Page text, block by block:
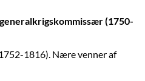
(1750-
1816). Nære venner af